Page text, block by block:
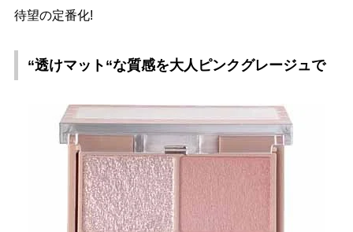
待望の定番化!
“透けマット“な質感を大人ピンクグレージュで